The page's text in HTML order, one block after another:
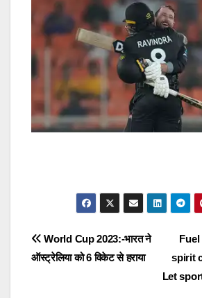
Post
navigation
spirit
Let
World Cup 2023:-भारत ने
ऑस्ट्रेलिया को 6 विकेट से हराया